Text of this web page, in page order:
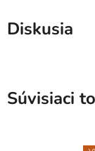
Diskusia
Súvisiaci